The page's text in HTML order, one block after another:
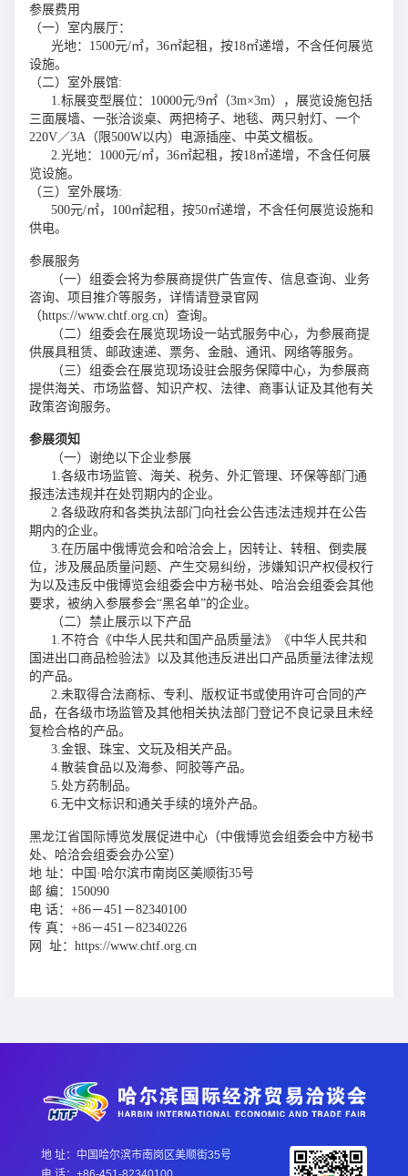
参展费用
（一）室内展厅：
光地：1500元/㎡，36㎡起租，按18㎡递增，不含任何展览
设施。
（二）室外展馆:
1.标展变型展位：10000元/9㎡（3m×3m），展览设施包括
三面展墙、一张洽谈桌、两把椅子、地毯、两只射灯、一个
220V／3A（限500W以内）电源插座、中英文楣板。
2.光地：1000元/㎡，36㎡起租，按18㎡递增，不含任何展
览设施。
（三）室外展场:
500元/㎡，100㎡起租，按50㎡递增，不含任何展览设施和
供电。
参展服务
（一）组委会将为参展商提供广告宣传、信息查询、业务
咨询、项目推介等服务，详情请登录官网
（https://www.chtf.org.cn）查询。
（二）组委会在展览现场设一站式服务中心，为参展商提
供展具租赁、邮政速递、票务、金融、通讯、网络等服务。
（三）组委会在展览现场设驻会服务保障中心，为参展商
提供海关、市场监督、知识产权、法律、商事认证及其他有关
政策咨询服务。
参展须知
（一）谢绝以下企业参展
1.各级市场监管、海关、税务、外汇管理、环保等部门通
报违法违规并在处罚期内的企业。
2.各级政府和各类执法部门向社会公告违法违规并在公告
期内的企业。
3.在历届中俄博览会和哈洽会上，因转让、转租、倒卖展
位，涉及展品质量问题、产生交易纠纷，涉嫌知识产权侵权行
为以及违反中俄博览会组委会中方秘书处、哈治会组委会其他
要求，被纳入参展参会“黑名单”的企业。
（二）禁止展示以下产品
1.不符合《中华人民共和国产品质量法》《中华人民共和
国进出口商品检验法》以及其他违反进出口产品质量法律法规
的产品。
2.未取得合法商标、专利、版权证书或使用许可合同的产
品，在各级市场监管及其他相关执法部门登记不良记录且未经
复检合格的产品。
3.金银、珠宝、文玩及相关产品。
4.散装食品以及海参、阿胶等产品。
5.处方药制品。
6.无中文标识和通关手续的境外产品。
黑龙江省国际博览发展促进中心（中俄博览会组委会中方秘书
处、哈洽会组委会办公室）
地 址：中国·哈尔滨市南岗区美顺街35号
邮 编：150090
电 话：+86－451－82340100
传 真：+86－451－82340226
网 址：https://www.chtf.org.cn
地 址：中国哈尔滨市南岗区美顺街35号